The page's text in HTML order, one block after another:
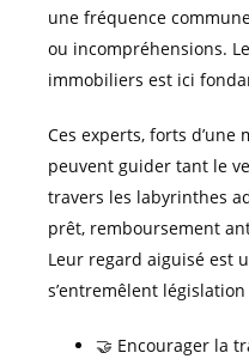
une fréquence
ou incompréhensions.
immobiliers est ici
Ces experts, forts d’une
peuvent guider tant le
travers les labyrinthes
prêt, remboursement
Leur regard aiguisé est
s’entremêlent
🤝 Encourager la